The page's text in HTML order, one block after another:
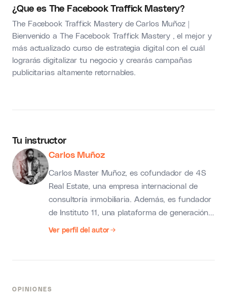
¿Que es The Facebook Traffick Mastery?
The Facebook Traffick Mastery de Carlos Muñoz |
Bienvenido a The Facebook Traffick Mastery , el mejor y
más actualizado curso de estrategia digital con el cuál
lograrás digitalizar tu negocio y crearás campañas
publicitarias altamente retornables.
Tu instructor
Carlos Muñoz
Carlos Master Muñoz, es cofundador de 4S
Real Estate, una empresa internacional de
consultoría inmobiliaria. Además, es fundador
de Instituto 11, una plataforma de generación
de contenido sintético sobre temas
dedican a impulsar a otros emprendedores;
Ver perfil del autor
OPINIONES